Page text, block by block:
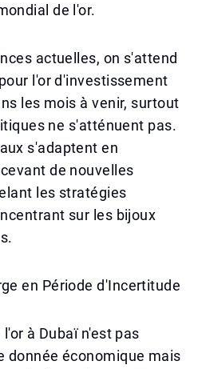
de l'or.
actuelles, on s'attend
l'or d'investissement
les mois à venir, surtout
ne s'atténuent pas.
s'adaptent en
de nouvelles
les stratégies
sur les bijoux
en Période d'Incertitude
à Dubaï n'est pas
donnée économique mais